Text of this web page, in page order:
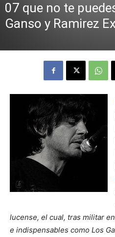
07 que no te
Ganso y Ramirez
lucense, el cual, tras militar
e indispensables como Los